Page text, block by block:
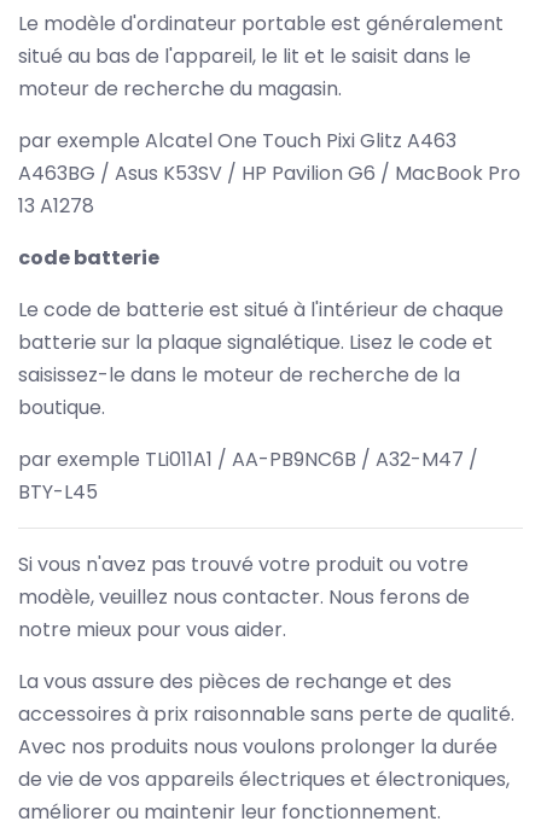
Le modèle d'ordinateur portable est généralement
situé au bas de l'appareil, le lit et le saisit dans le
moteur de recherche du magasin.
par exemple Alcatel One Touch Pixi Glitz A463
A463BG / Asus K53SV / HP Pavilion G6 / MacBook Pro
13 A1278
code batterie
Le code de batterie est situé à l'intérieur de chaque
batterie sur la plaque signalétique. Lisez le code et
saisissez-le dans le moteur de recherche de la
boutique.
par exemple TLi011A1 / AA-PB9NC6B / A32-M47 /
BTY-L45
Si vous n'avez pas trouvé votre produit ou votre
modèle, veuillez nous contacter. Nous ferons de
notre mieux pour vous aider.
La vous assure des pièces de rechange et des
accessoires à prix raisonnable sans perte de qualité.
Avec nos produits nous voulons prolonger la durée
de vie de vos appareils électriques et électroniques,
améliorer ou maintenir leur fonctionnement.